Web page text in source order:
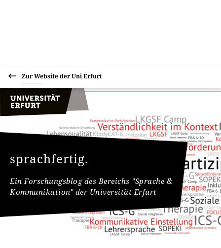
Zur Website der Uni Erfurt
sprachfertig.
Ein Forschungsblog des Bereichs "Sprache &
Kommunikation" der Universität Erfurt